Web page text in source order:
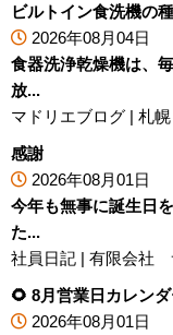
ビルトイン食洗機の
2026年08月04日
食器洗浄乾燥機は、
放...
マドリエブログ | 札幌
感謝
2026年08月01日
今年も無事に誕生日
た...
社員日記 | 有限会社
🌻 8月営業日カレン
2026年08月01日